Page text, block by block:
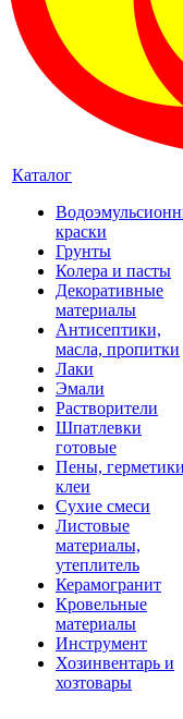
Каталог
краски
Грунты
Колера и пасты
Декоративные
материалы
Антисептики,
масла, пропитки
Лаки
Эмали
Растворители
Шпатлевки
готовые
Пены,
клеи
Сухие смеси
Листовые
материалы,
утеплитель
Керамогранит
Кровельные
материалы
Инструмент
Хозинвентарь и
хозтовары